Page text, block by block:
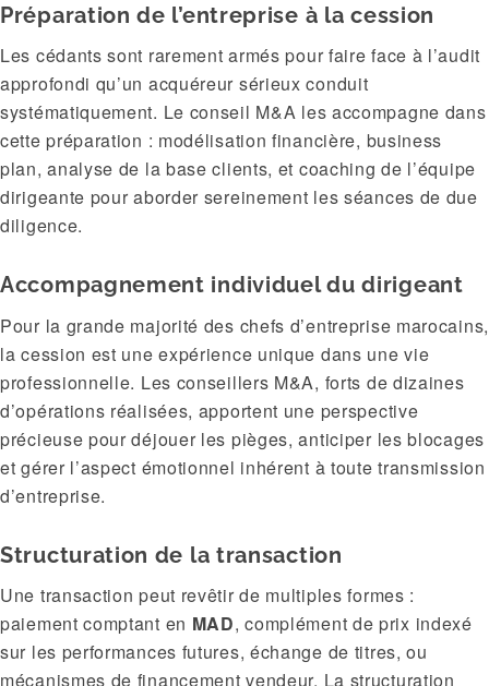
Préparation de l’entreprise à la cession
Les cédants sont rarement armés pour faire face à l’audit
approfondi qu’un acquéreur sérieux conduit
systématiquement. Le conseil M&A les accompagne dans
cette préparation : modélisation financière, business
plan, analyse de la base clients, et coaching de l’équipe
dirigeante pour aborder sereinement les séances de due
diligence.
Accompagnement individuel du dirigeant
Pour la grande majorité des chefs d’entreprise marocains,
la cession est une expérience unique dans une vie
professionnelle. Les conseillers M&A, forts de dizaines
d’opérations réalisées, apportent une perspective
précieuse pour déjouer les pièges, anticiper les blocages
et gérer l’aspect émotionnel inhérent à toute transmission
d’entreprise.
Structuration de la transaction
Une transaction peut revêtir de multiples formes :
paiement comptant en MAD, complément de prix indexé
sur les performances futures, échange de titres, ou
mécanismes de financement vendeur. La structuration